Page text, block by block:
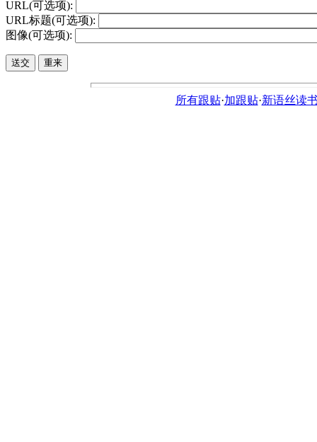
URL(可选项):
URL标题(可选项):
图像(可选项):
所有跟贴·加跟贴·新语丝读